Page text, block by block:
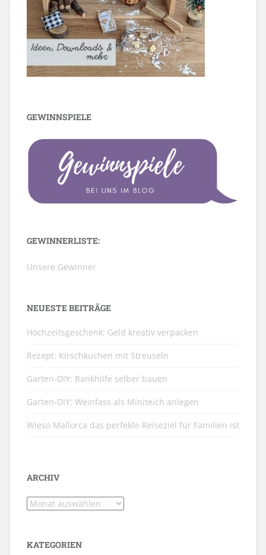
GEWINNSPIELE
GEWINNERLISTE:
Unsere Gewinner
NEUESTE BEITRÄGE
Hochzeitsgeschenk: Geld kreativ verpacken
Rezept: Kirschkuchen mit Streuseln
Garten-DIY: Rankhilfe selber bauen
Garten-DIY: Weinfass als Miniteich anlegen
Wieso Mallorca das perfekte Reiseziel für Familien ist
ARCHIV
Archiv
KATEGORIEN